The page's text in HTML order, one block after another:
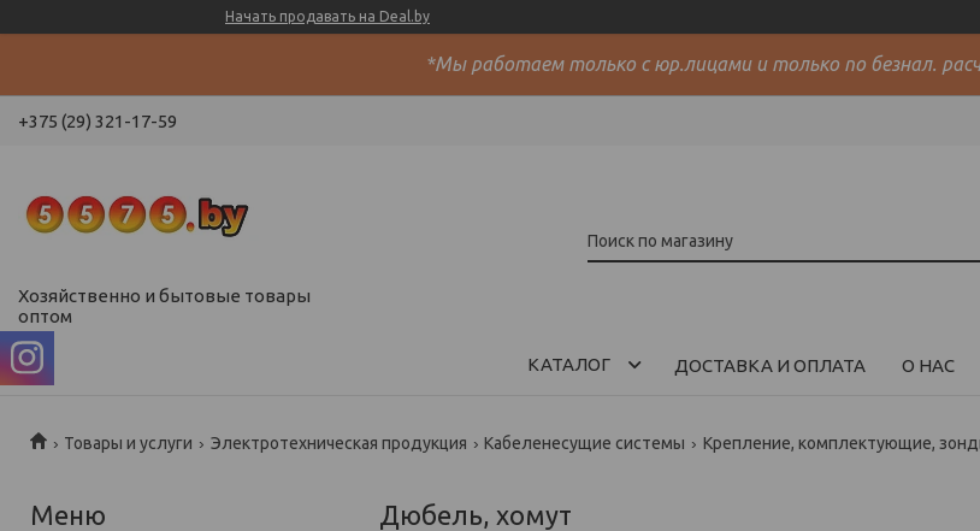
Начать продавать на Deal.by
*Мы работаем только с юр.лицами и только по безнал.
+375 (29) 321-17-59
Хозяйственно и бытовые товары
оптом
КАТАЛОГ ДОСТАВКА И ОПЛАТА О НАС
Товары и услуги Электротехническая продукция Кабеленесущие системы Крепление, комплектующие,
Дюбель, хомут